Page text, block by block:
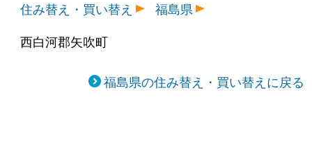
住み替え・買い替え
福島県
西白河郡矢吹町
福島県の住み替え・買い替えに戻る